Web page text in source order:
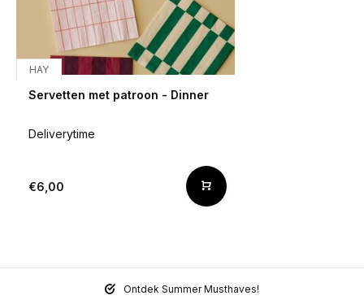
HAY
Servetten met patroon - Dinner
Deliverytime
€6,00
Ontdek Summer Musthaves!